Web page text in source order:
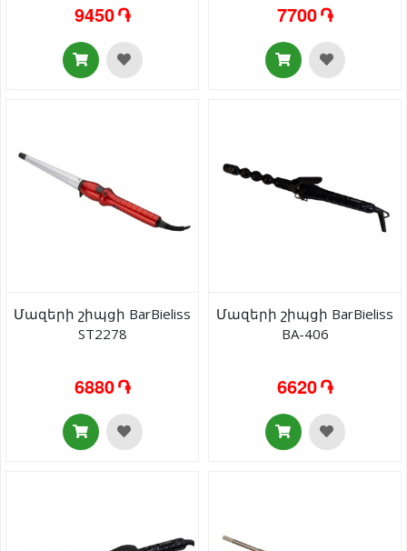
9450 ֏ 7700 ֏
Մազերի շիպցի BarBieliss
ST2278
6880 ֏
Մազերի շիպցի BarBieliss
BA-406
6620 ֏